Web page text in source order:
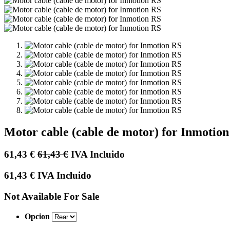
Motor cable (cable de motor) for Inmotion
61,43 € 61,43€ IVA Incluido
61,43 € IVA Incluido
Not Available For Sale
Opcion